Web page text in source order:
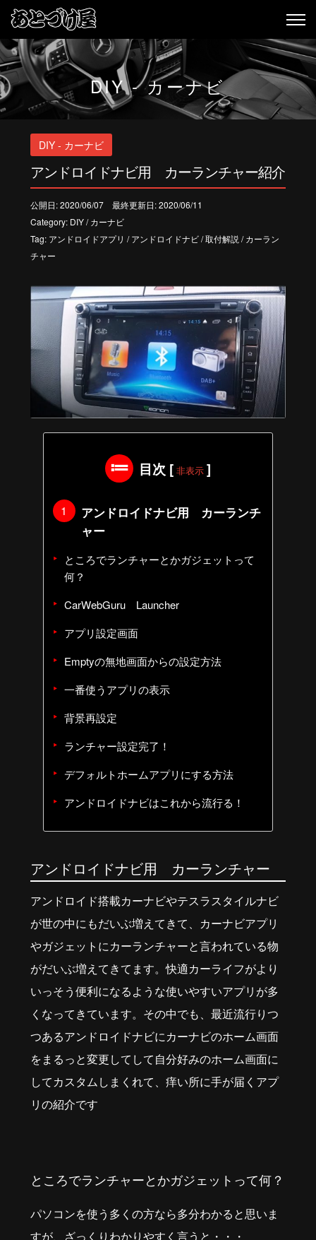
DIY - カーナビ
DIY - カーナビ
アンドロイドナビ用 カーランチャー紹介
公開日: 2020/06/07 最終更新日: 2020/06/11
Category: DIY/カーナビ
Tag: アンドロイドアプリ /アンドロイドナビ/取付解説 /カーラン
チャー
目次 [ 非表示 ]
アンドロイドナビ用 カーランチ
ャー
ところでランチャーとかガジェットって
何？
CarWebGuru Launcher
アプリ設定画面
Emptyの無地画面からの設定方法
一番使うアプリの表示
背景再設定
ランチャー設定完了！
デフォルトホームアプリにする方法
アンドロイドナビはこれから流行る！
アンドロイドナビ用 カーランチャー
アンドロイド搭載カーナビやテスラスタイルナビ
が世の中にもだいぶ増えてきて、カーナビアプリ
やガジェットにカーランチャーと言われている物
がだいぶ増えてきてます。快適カーライフがより
いっそう便利になるような使いやすいアプリが多
くなってきています。その中でも、最近流行りつ
つあるアンドロイドナビにカーナビのホーム画面
をまるっと変更してして自分好みのホーム画面に
してカスタムしまくれて、痒い所に手が届くアプ
リの紹介です
ところでランチャーとかガジェットって何？
パソコンを使う多くの方なら多分わかると思いま
すが、ざっくりわかりやすく言うと・・・